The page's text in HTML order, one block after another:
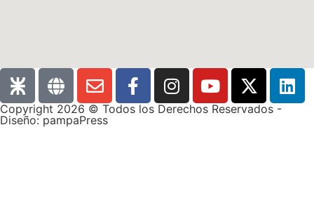
Copyright 2026 © Todos los Derechos Reservados -
Diseño: pampaPress